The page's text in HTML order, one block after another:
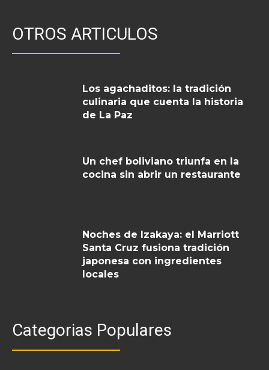
OTROS ARTICULOS
Los agachaditos: la tradición
culinaria que cuenta la historia
de La Paz
Un chef boliviano triunfa en la
cocina sin abrir un restaurante
Noches de Izakaya: el Marriott
Santa Cruz fusiona tradición
japonesa con ingredientes
locales
Categorias Populares